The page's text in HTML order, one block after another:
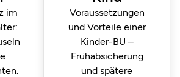
im
Voraussetzungen
und Vorteile einer
Kinder-BU –
Frühabsicherung
und spätere